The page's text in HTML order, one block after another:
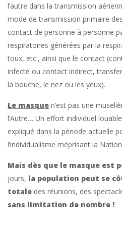
l’autre dans la transmission
mode de transmission primaire
contact de personne à personne
respiratoires générées par la
toux, etc., ainsi que le contact
infecté ou contact indirect,
la bouche, le nez ou les yeux).
Le masque n’est pas une
l’Autre… Un effort individuel
expliqué dans la période actuelle
l’individualisme méprisant la
Mais dès que le masque est
jours, la population peut se
totale des réunions, des
sans limitation de nombre !